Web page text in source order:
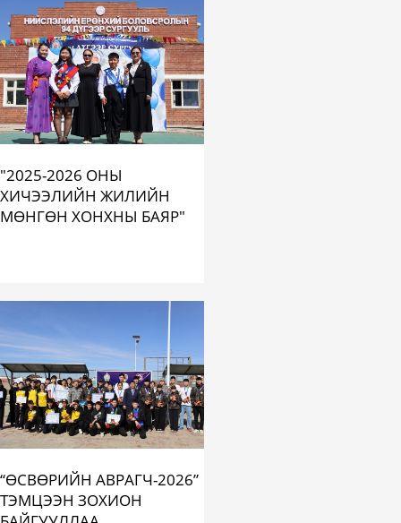
"2025-2026 ОНЫ
ХИЧЭЭЛИЙН ЖИЛИЙН
МӨНГӨН ХОНХНЫ БАЯР"
“ӨСВӨРИЙН АВРАГЧ-2026”
ТЭМЦЭЭН ЗОХИОН